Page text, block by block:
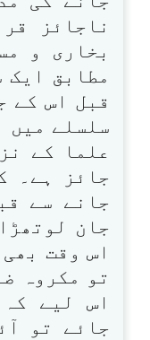
ناجائز
بخاری و
مطابق
قبل اس کے
سلسلے میں
علما کے
جائز ہے۔
جانے سے
جان
اس وقت
تو مکروہ
اس لیے
جائے تو